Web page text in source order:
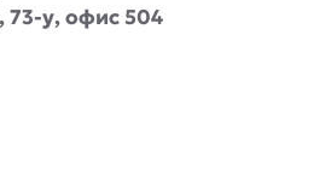
73-у, офис 504